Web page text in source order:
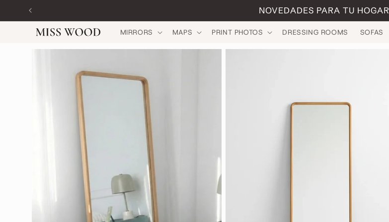
Skip to
content
NOVEDADES PARA TU HOGAR
MIRRORS MAPS PRINT PHOTOS DRESSING ROOMS SOFAS
Skip to
information